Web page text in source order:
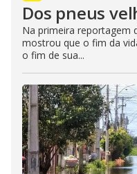
Dos pneus
Na primeira reportagem
mostrou que o fim da
o fim de sua...